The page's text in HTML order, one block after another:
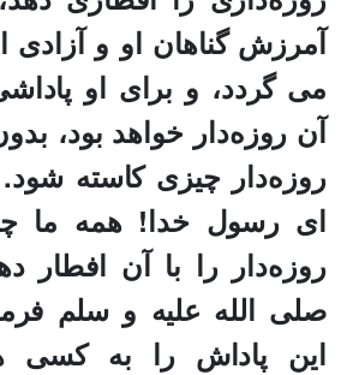
آمرزش گناهان او و آزادی
می‌ گردد، و برای او
آن روزه‌دار خواهد بود،
روزه‌دار چیزی کاسته شود.
ای رسول خدا! همه ما
روزه‌دار را با آن افطار
صلی الله علیه و سلم
این پاداش را به کسی